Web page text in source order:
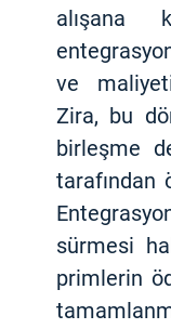
alışana
ve
Zira, bu
birleşme
tarafından
sürmesi
primlerin